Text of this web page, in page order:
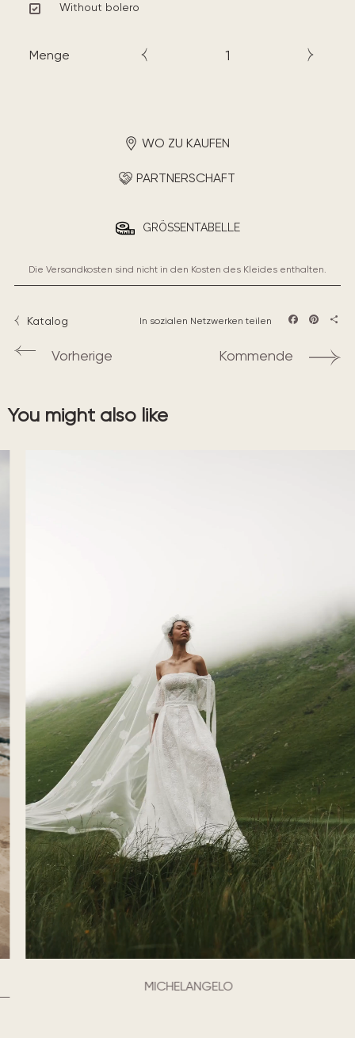
Without bolero
Menge
WO ZU KAUFEN
PARTNERSCHAFT
GRÖSSENTABELLE
Die Versandkosten sind nicht in den Kosten des Kleides enthalten.
Katalog In sozialen Netzwerken teilen
Vorherige Kommende
You might also like
MICHELANGELO